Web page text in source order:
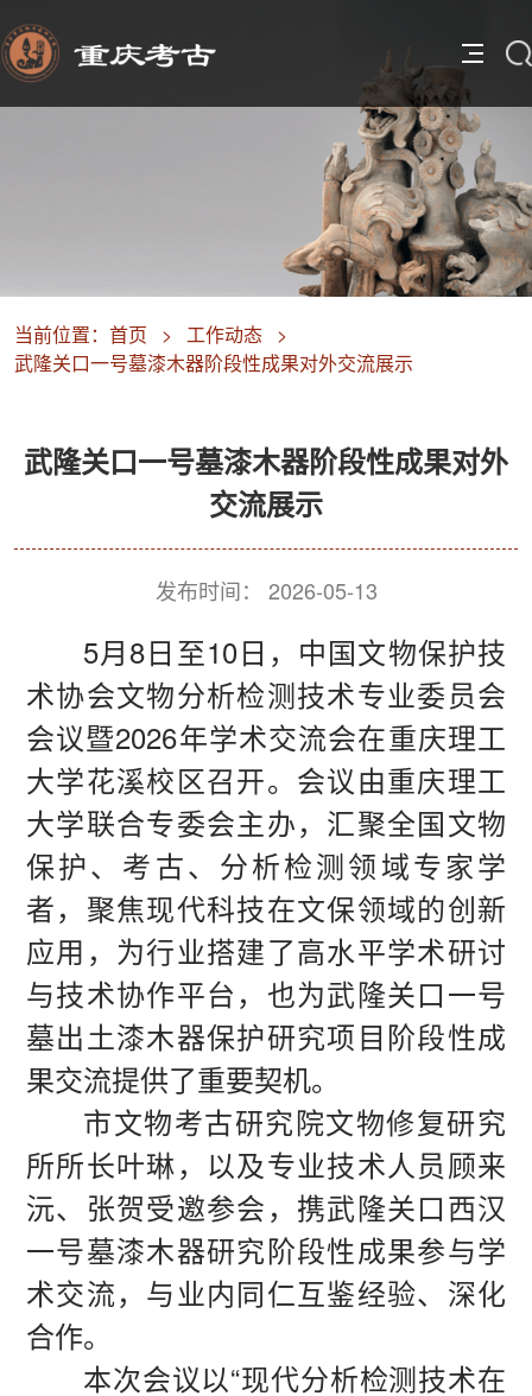
当前位置： 首页 > 工作动态 >
武隆关口一号墓漆木器阶段性成果对外交流展示
武隆关口一号墓漆木器阶段性成果对外
交流展示
发布时间： 2026-05-13
5月8日至10日，中国文物保护技
术协会文物分析检测技术专业委员会
会议暨2026年学术交流会在重庆理工
大学花溪校区召开。会议由重庆理工
大学联合专委会主办，汇聚全国文物
保护、考古、分析检测领域专家学
者，聚焦现代科技在文保领域的创新
应用，为行业搭建了高水平学术研讨
与技术协作平台，也为武隆关口一号
墓出土漆木器保护研究项目阶段性成
果交流提供了重要契机。
市文物考古研究院文物修复研究
所所长叶琳，以及专业技术人员顾来
沅、张贺受邀参会，携武隆关口西汉
一号墓漆木器研究阶段性成果参与学
术交流，与业内同仁互鉴经验、深化
合作。
本次会议以“现代分析检测技术在